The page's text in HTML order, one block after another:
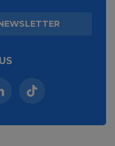
fenêtre)
(nouvelle fenêtre)
(nouvelle
Tiktok (nouvelle